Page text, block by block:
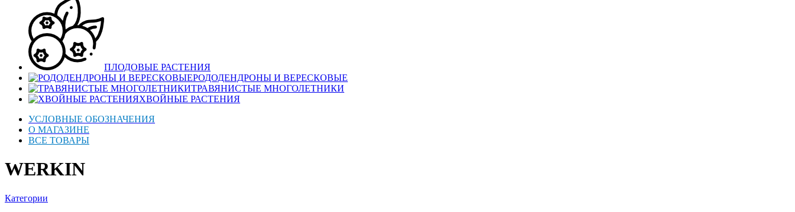
ПЛОДОВЫЕ РАСТЕНИЯ
РОДОДЕНДРОНЫ И ВЕРЕСКОВЫЕ
ТРАВЯНИСТЫЕ МНОГОЛЕТНИКИ
ХВОЙНЫЕ РАСТЕНИЯ
УСЛОВНЫЕ ОБОЗНАЧЕНИЯ
О МАГАЗИНЕ
ВСЕ ТОВАРЫ
WERKIN
Категории